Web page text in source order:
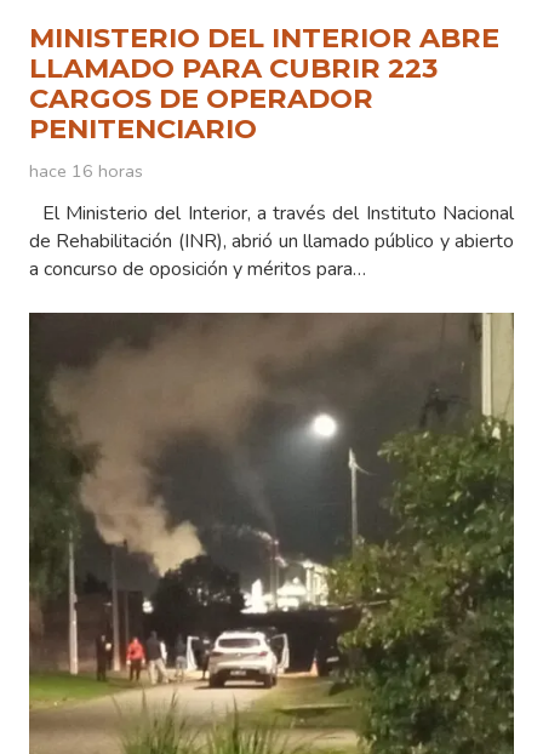
MINISTERIO DEL INTERIOR ABRE
LLAMADO PARA CUBRIR 223
CARGOS DE OPERADOR
PENITENCIARIO
hace 16 horas
El Ministerio del Interior, a través del Instituto Nacional
de Rehabilitación (INR), abrió un llamado público y abierto
a concurso de oposición y méritos para…